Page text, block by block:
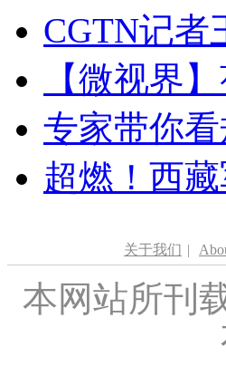
CGTN记者
【微视界
专家带你
超燃！西
关于我们 |
本网站所刊